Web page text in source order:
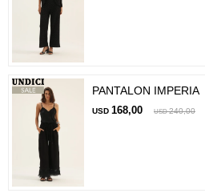
PANTALON IMPERIA
USD 168,00 USD 240,00